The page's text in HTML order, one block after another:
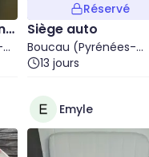
Réservé
Siège auto
Boucau (Pyrénées-
Atlantiques)
13 jours
Emyle